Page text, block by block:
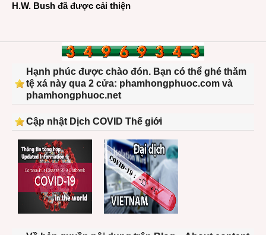
H.W. Bush đã được cải thiện
Hạnh phúc được chào đón. Bạn có thể ghé thăm
tệ xá này qua 2 cửa: phamhongphuoc.com và
phamhongphuoc.net
Cập nhật Dịch COVID Thế giới